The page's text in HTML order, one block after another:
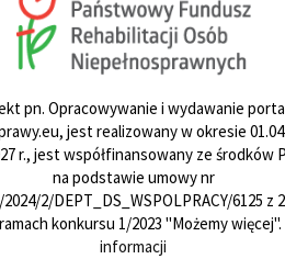
pn. Opracowywanie i wydawanie
jest realizowany w okresie
r., jest współfinansowany ze środków
na podstawie umowy nr
2/DEPT_DS_WSPOLPRACY/6125 z
konkursu 1/2023 "Możemy więcej".
informacji